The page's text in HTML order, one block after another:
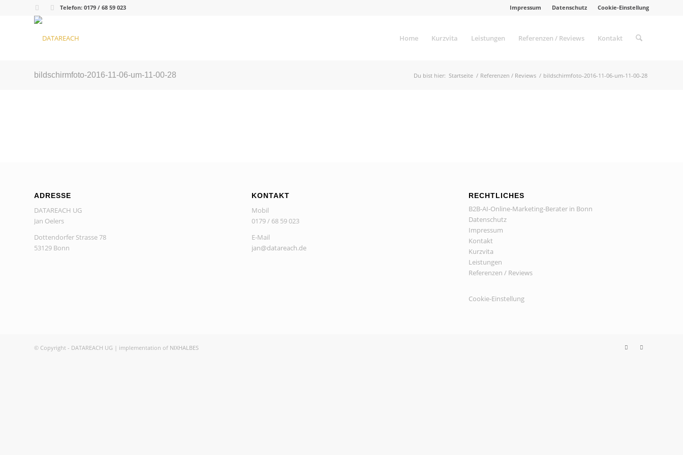
Impressum Datenschutz Cookie-Einstellung
Telefon: 0179 / 68 59 023
Home Kurzvita Leistungen Referenzen / Reviews Kontakt
bildschirmfoto-2016-11-06-um-11-00-28 Du bist hier: Startseite / Referenzen / Reviews / bildschirmfoto-2016-11-06-um-11-00-28
ADRESSE
DATAREACH UG
Jan Oelers
Dottendorfer Strasse 78
53129 Bonn
KONTAKT
Mobil
0179 / 68 59 023
E-Mail
jan@datareach.de
RECHTLICHES
B2B-AI-Online-Marketing-Berater in Bonn
Datenschutz
Impressum
Kontakt
Kurzvita
Leistungen
Referenzen / Reviews
Cookie-Einstellung
© Copyright - DATAREACH UG | implementation of NIXHALBES